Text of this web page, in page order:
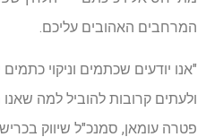
המרחבים האהובים עליכם.
"אנו יודעים שכתמים וניקוי
פטרה עומאן, סמנכ"ל שיווק